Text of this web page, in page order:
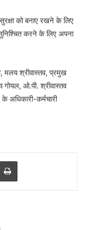
को बनाए रखने के लिए
करने के लिए अपना
श्रीवास्तव, प्रमुख
ओ.पी. श्रीवास्तव
अधिकारी-कर्मचारी
Email Print